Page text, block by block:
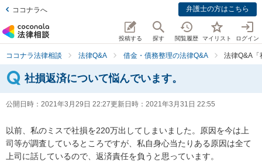
ココナラへ 弁護士の方はこちら
投稿する 探す 閲覧履歴 マイリスト ログイン
ココナラ法律相談 法律Q&A 借金・債務整理の法律Q&A 法律Q&A「
社損返済について悩んでいます。
公開日時： 2021年3月29日 22:27更新日時： 2021年3月31日 22:55
以前、私のミスで社損を220万出してしまいました。原因を今は上
司等が調査しているところですが、私自身心当たりある原因は全て
上司に話しているので、返済責任を負うと思っています。